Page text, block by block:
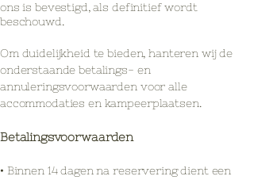
ons is bevestigd, als definitief wordt
beschouwd.
Om duidelijkheid te bieden, hanteren wij de
onderstaande betalings- en
annuleringsvoorwaarden voor alle
accommodaties en kampeerplaatsen.
Betalingsvoorwaarden
• Binnen 14 dagen na reservering dient een